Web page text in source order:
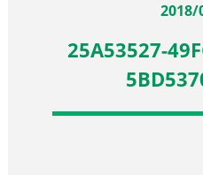
2018/
25A53527-